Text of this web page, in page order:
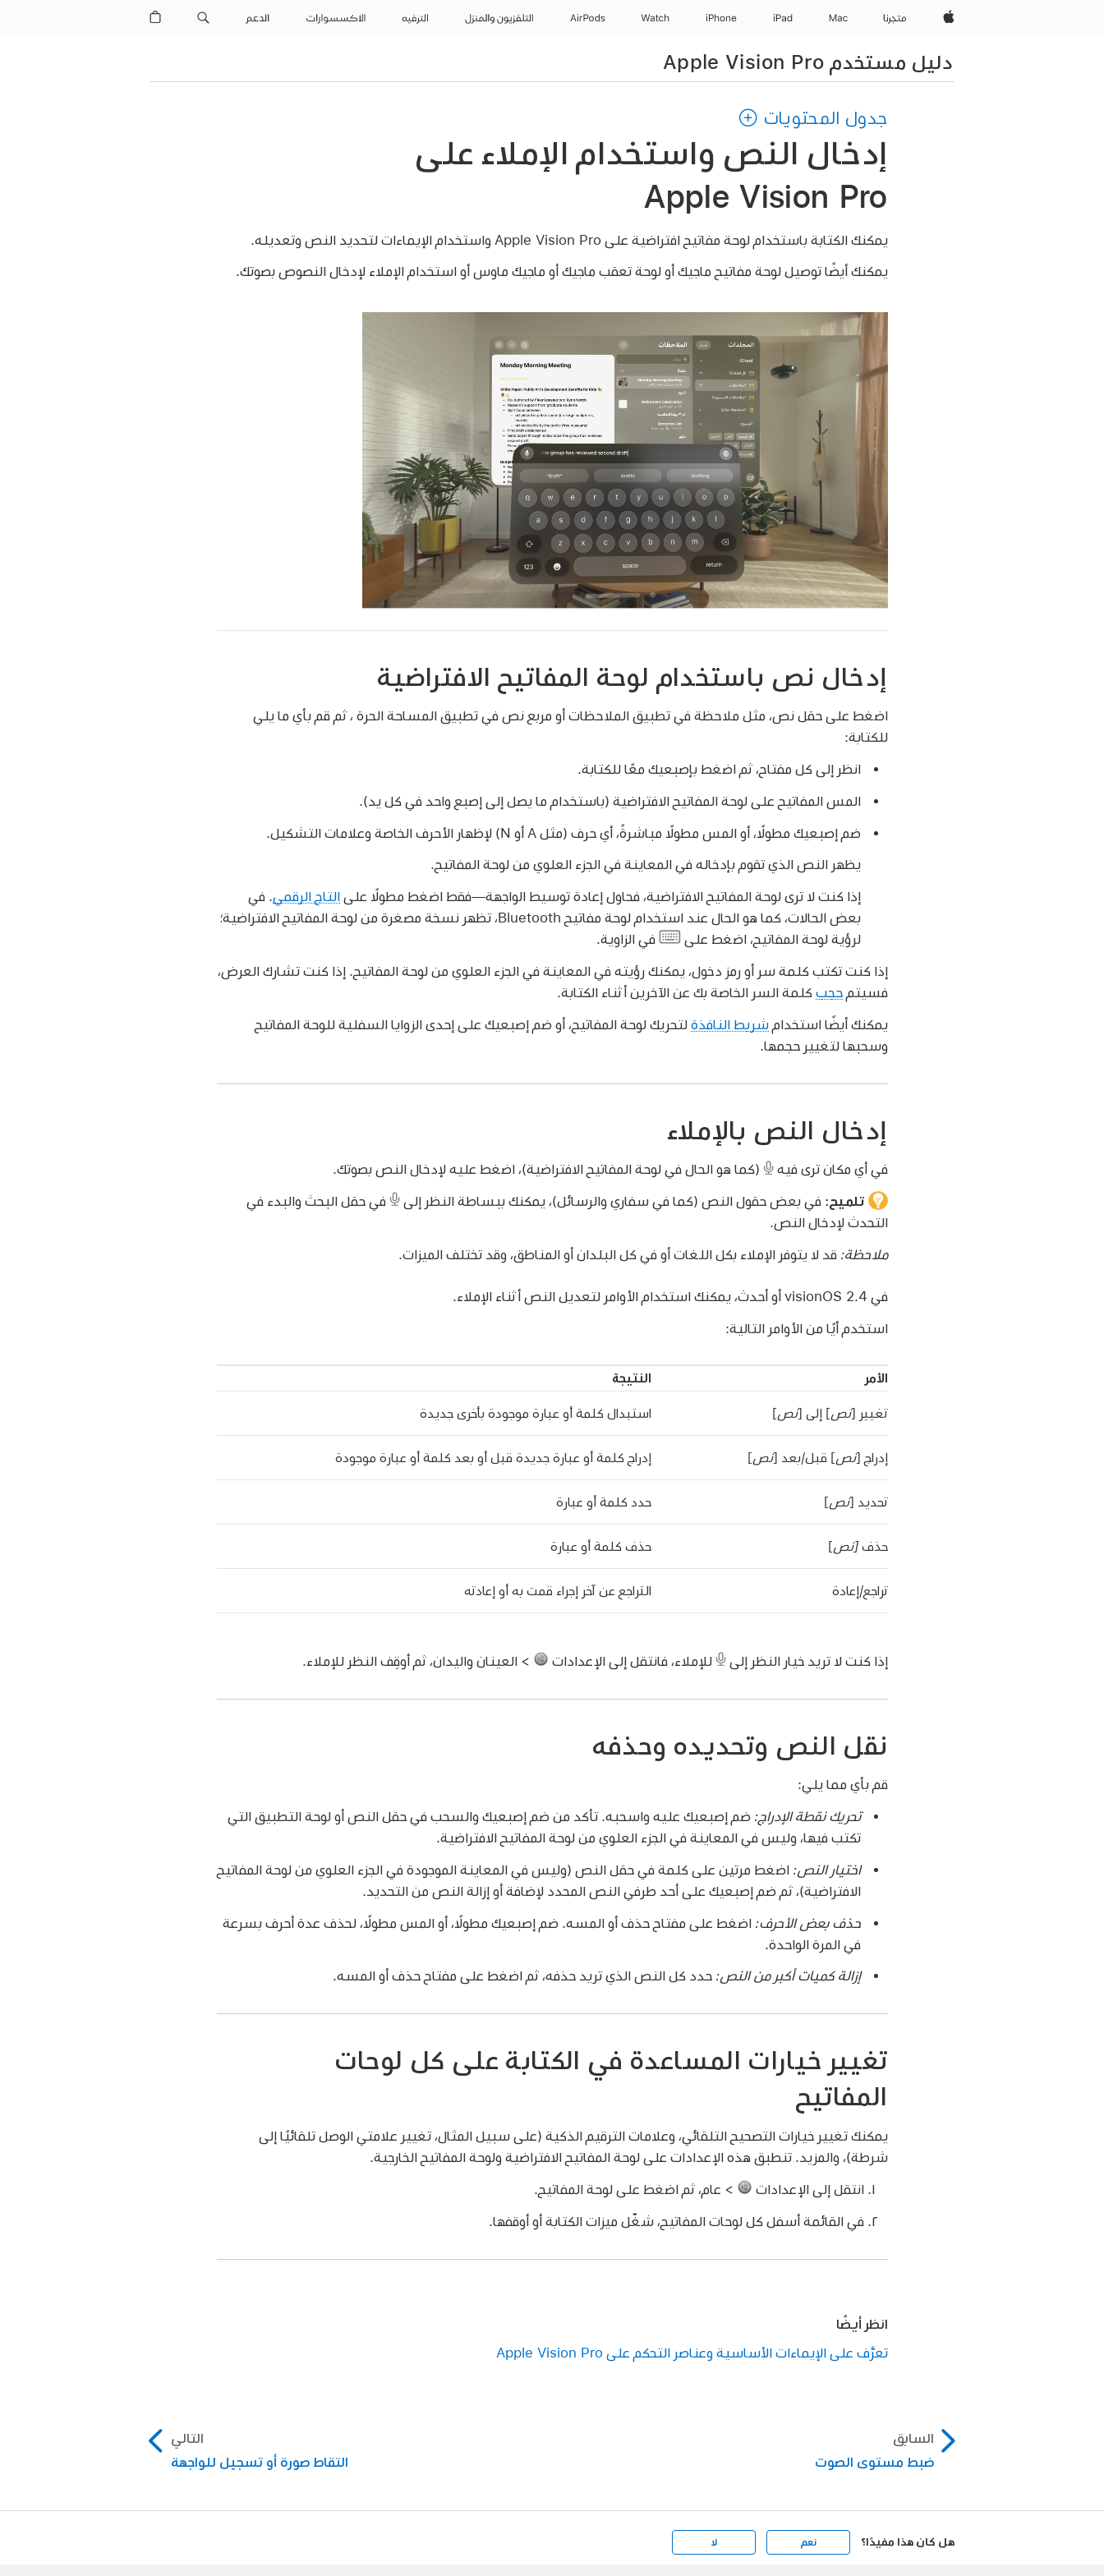
Apple‏المتجر Mac
iPad‏
iPhone
Watch
AirPods التلفزيون والمنزل الترفيه الاكسسوارات الدعم
دليل مستخدم Apple Vision Pro
جدول المحتويات
إدخال النص واستخدام الإملاء على
Apple Vision Pro
يمكنك الكتابة باستخدام لوحة مفاتيح افتراضية على Apple Vision Pro واستخدام الإيماءات لتحديد النص وتعديله.
يمكنك أيضًا توصيل لوحة مفاتيح ماجيك أو لوحة تعقب ماجيك أو ماجيك ماوس أو استخدام الإملاء لإدخال النصوص بصوتك.
إدخال نص باستخدام لوحة المفاتيح الافتراضية
اضغط على حقل نص، مثل ملاحظة في تطبيق الملاحظات أو مربع نص في تطبيق المساحة الحرة ، ثم قم بأي ما يلي
للكتابة:
انظر إلى كل مفتاح، ثم اضغط بإصبعيك معًا للكتابة.
المس المفاتيح على لوحة المفاتيح الافتراضية (باستخدام ما يصل إلى إصبع واحد في كل يد).
ضم إصبعيك مطولًا، أو المس مطولًا مباشرةً، أي حرف (مثل A أو N) لإظهار الأحرف الخاصة وعلامات التشكيل.
يظهر النص الذي تقوم بإدخاله في المعاينة في الجزء العلوي من لوحة المفاتيح.
إذا كنت لا ترى لوحة المفاتيح الافتراضية، فحاول إعادة توسيط الواجهة—فقط اضغط مطولًا على التاج الرقمي . في
بعض الحالات، كما هو الحال عند استخدام لوحة مفاتيح Bluetooth، تظهر نسخة مصغرة من لوحة المفاتيح الافتراضية؛
لرؤية لوحة المفاتيح، اضغط على
في الزاوية.
إذا كنت تكتب كلمة سر أو رمز دخول، يمكنك رؤيته في المعاينة في الجزء العلوي من لوحة المفاتيح. إذا كنت تشارك العرض،
فسيتمحجب كلمة السر الخاصة بك عن الآخرين أثناء الكتابة.
يمكنك أيضًا استخدامشريط النافذة لتحريك لوحة المفاتيح، أو ضم إصبعيك على إحدى الزوايا السفلية للوحة المفاتيح
وسحبها لتغيير حجمها.
إدخال النص بالإملاء
في أي مكان ترى فيه (كما هو الحال في لوحة المفاتيح الافتراضية)، اضغط عليه لإدخال النص بصوتك.
تلميح:في بعض حقول النص (كما في سفاري والرسائل)، يمكنك ببساطة النظر إلى
في حقل البحث والبدء في
التحدث لإدخال النص.
ملاحظة:قد لا يتوفر الإملاء بكل اللغات أو في كل البلدان أو المناطق، وقد تختلف الميزات.
في visionOS 2.4 أو أحدث، يمكنك استخدام الأوامر لتعديل النص أثناء الإملاء.
استخدم أيًا من الأوامر التالية:
الأمر النتيجة
تغيير [نص ] إلى [نص استبدال كلمة أو عبارة موجودة بأخرى جديدة
إدراج [نص ] قبل/بعد [نص إدراج كلمة أو عبارة جديدة قبل أو بعد كلمة أو عبارة موجودة
تحديد [نص حدد كلمة أو عبارة
حذف[نص حذف كلمة أو عبارة
تراجع/إعادة التراجع عن آخر إجراء قمت به أو إعادته
إذا كنت لا تريد خيار النظر إلى للإملاء، فانتقل إلى الإعدادات > العينان واليدان، ثم أوقِف النظر للإملاء.
نقل النص وتحديده وحذفه
قم بأي مما يلي:
تحريك نقطة الإدراج: ضم إصبعيك عليه واسحبه. تأكد من ضم إصبعيك والسحب في حقل النص أو لوحة التطبيق التي
تكتب فيها، وليس في المعاينة في الجزء العلوي من لوحة المفاتيح الافتراضية.
اختيار النص: اضغط مرتين على كلمة في حقل النص (وليس في المعاينة الموجودة في الجزء العلوي من لوحة المفاتيح
الافتراضية)، ثم ضم إصبعيك على أحد طرفي النص المحدد لإضافة أو إزالة النص من التحديد.
حذف بعض الأحرف: اضغط على مفتاح حذف أو المسه. ضم إصبعيك مطولًا، أو المس مطولًا، لحذف عدة أحرف بسرعة
في المرة الواحدة.
إزالة كميات أكبر من النص: حدد كل النص الذي تريد حذفه، ثم اضغط على مفتاح حذف أو المسه.
تغيير خيارات المساعدة في الكتابة على كل لوحات
المفاتيح
يمكنك تغيير خيارات التصحيح التلقائي، وعلامات الترقيم الذكية (على سبيل المثال، تغيير علامتي الوصل تلقائيًا إلى
شرطة)، والمزيد. تنطبق هذه الإعدادات على لوحة المفاتيح الافتراضية ولوحة المفاتيح الخارجية.
انتقل إلى الإعدادات > عام، ثم اضغط على لوحة المفاتيح.
في القائمة أسفل كل لوحات المفاتيح، شغّل ميزات الكتابة أو أوقفها.
انظر أيضًا
تعرَّف على الإيماءات الأساسية وعناصر التحكم على Apple Vision Pro
السابق
ضبط مستوى الصوت
التالي
التقاط صورة أو تسجيل للواجهة
هل كان هذا مفيدًا؟ نعم لا